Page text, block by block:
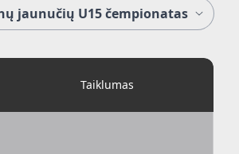
Taiklumas